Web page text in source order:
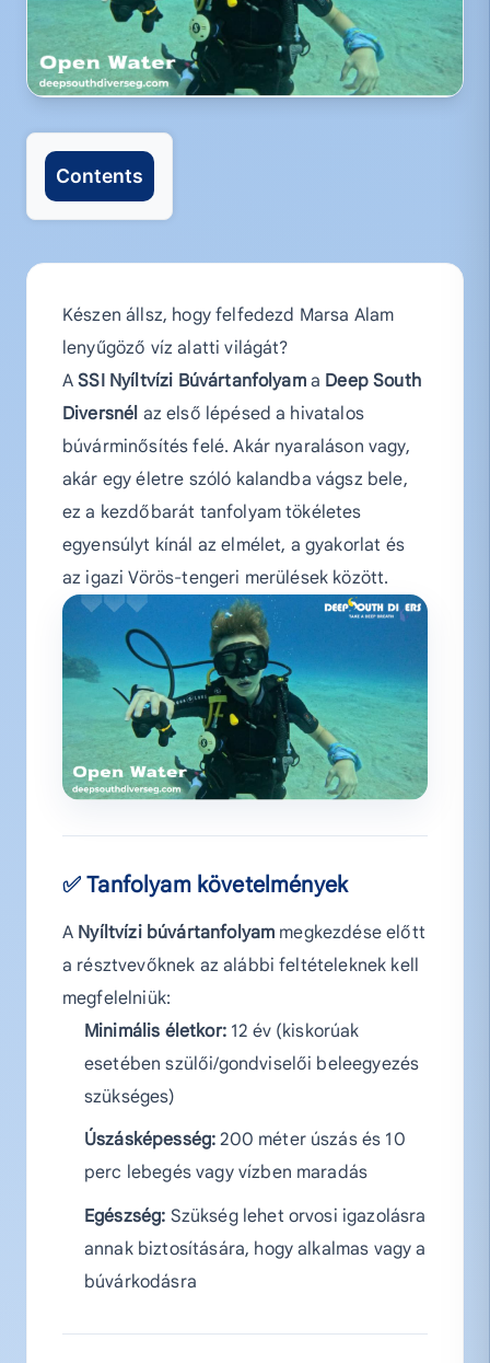
Contents
Készen állsz, hogy felfedezd Marsa Alam
lenyűgöző víz alatti világát?
ASSI Nyíltvízi Búvártanfolyama Deep South
Diversnél az első lépésed a hivatalos
búvárminősítés felé. Akár nyaraláson vagy,
akár egy életre szóló kalandba vágsz bele,
ez a kezdőbarát tanfolyam tökéletes
egyensúlyt kínál az elmélet, a gyakorlat és
az igazi Vörös-tengeri merülések között.
✅ Tanfolyam követelmények
A Nyíltvízi búvártanfolyam megkezdése előtt
a résztvevőknek az alábbi feltételeknek kell
megfelelniük:
Minimális életkor:12 év (kiskorúak
esetében szülői/gondviselői beleegyezés
szükséges)
Úszásképesség: 200 méter úszás és 10
perc lebegés vagy vízben maradás
Egészség: Szükség lehet orvosi igazolásra
annak biztosítására, hogy alkalmas vagy a
búvárkodásra